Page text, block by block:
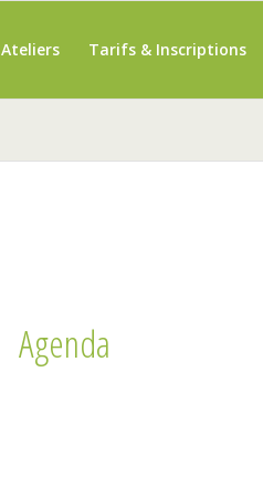
Ateliers Tarifs & Inscriptions
Agenda